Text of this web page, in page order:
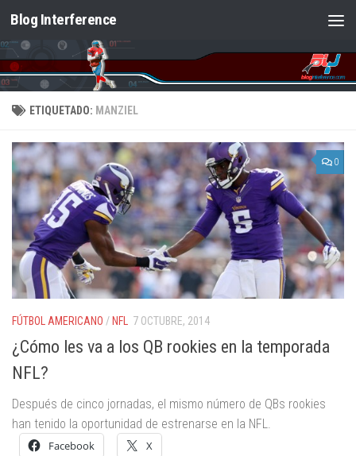
Saltar al contenido
Blog Interference
ETIQUETADO: MANZIEL
0
FÚTBOL AMERICANO / NFL 7 OCTUBRE, 2014
¿Cómo les va a los QB rookies en la temporada
NFL?
Después de cinco jornadas, el mismo número de QBs rookies
han tenido la oportunidad de estrenarse en la NFL.
Facebook X